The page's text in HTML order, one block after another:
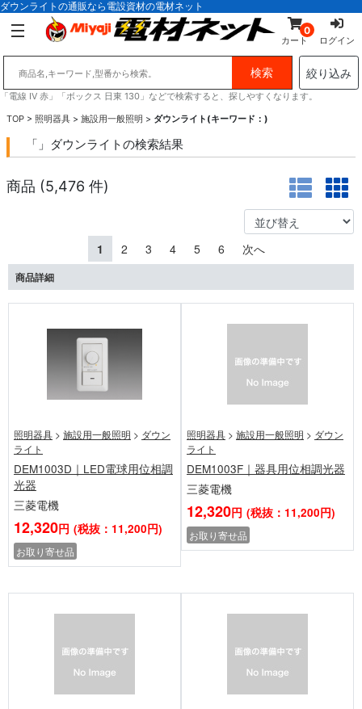
ダウンライトの通販なら電設資材の電材ネット
0
カート ログイン
絞り込み
「電線 IV 赤」「ボックス 日東 130」などで検索すると、探しやすくなります。
TOP > 照明器具 > 施設用一般照明 > ダウンライト(キーワード：)
「」ダウンライトの検索結果
商品 (5,476 件)
1 2 3 4 5 6 次へ
商品詳細
照明器具 > 施設用一般照明 > ダウン
ライト
DEM1003D｜LED電球用位相調
光器
三菱電機
12,320円 (税抜：11,200円)
お取り寄せ品
照明器具 > 施設用一般照明 > ダウン
ライト
DEM1003F｜器具用位相調光器
三菱電機
12,320円 (税抜：11,200円)
お取り寄せ品